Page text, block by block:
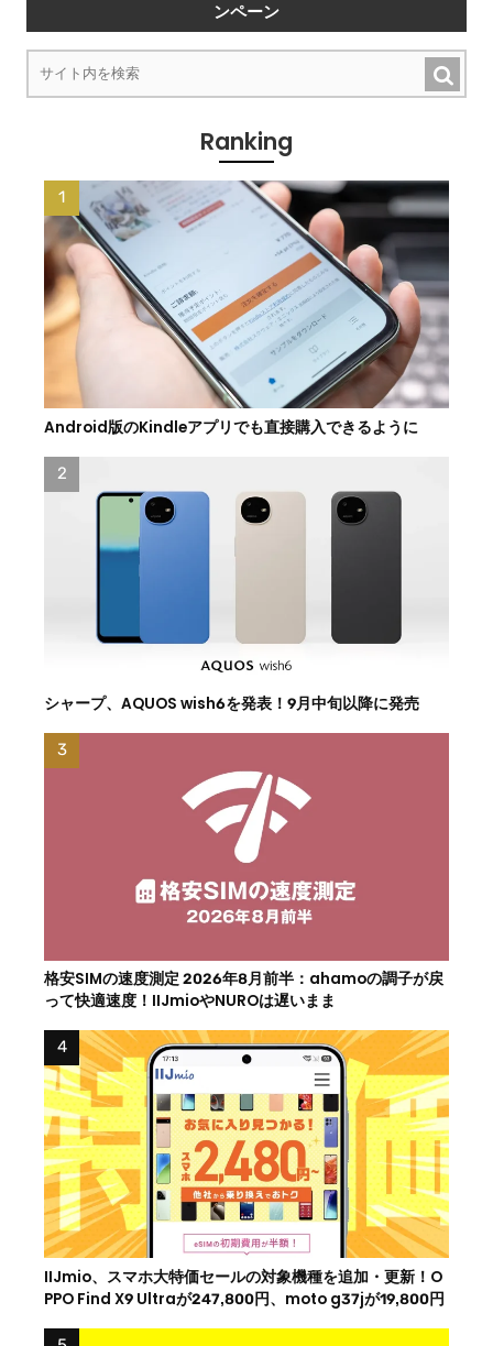
ンペーン
Ranking
Android版のKindleアプリでも直接購入できるように
シャープ、AQUOS wish6を発表！9月中旬以降に発売
格安SIMの速度測定 2026年8月前半：ahamoの調子が戻
って快適速度！IIJmioやNUROは遅いまま
IIJmio、スマホ大特価セールの対象機種を追加・更新！O
PPO Find X9 Ultraが247,800円、moto g37jが19,800円